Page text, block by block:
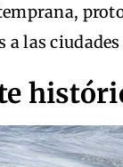
las ciudades